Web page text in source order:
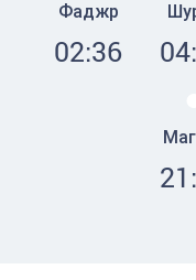
Фаджр
02:36